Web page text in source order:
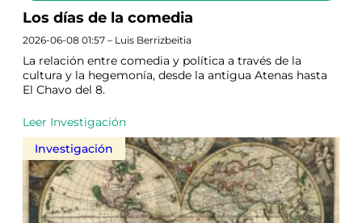
Los días de la comedia
2026-06-08 01:57 – Luis Berrizbeitia
La relación entre comedia y política a través de la
cultura y la hegemonía, desde la antigua Atenas hasta
El Chavo del 8.
Leer Investigación
Investigación